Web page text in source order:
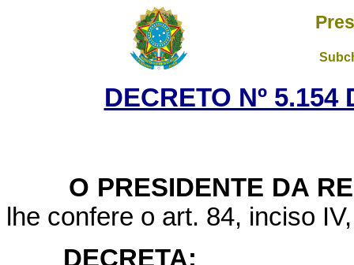
DECRETO Nº 5.154
O PRESIDENTE DA
lhe confere o art. 84, inciso
DECRETA: